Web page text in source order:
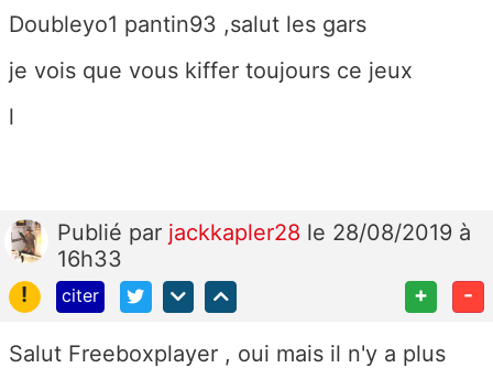
Doubleyo1 pantin93 ,salut les gars
je vois que vous kiffer toujours ce jeux
l
Publié par jackkapler28 le 28/08/2019 à
16h33
!
citer + -
Salut Freeboxplayer , oui mais il n'y a plus